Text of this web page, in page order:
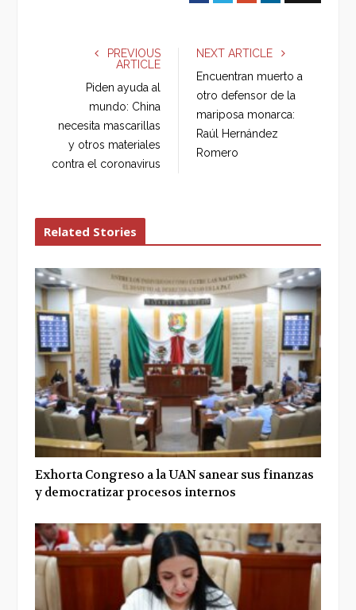
e
o
k
r
g
+
I
n
PREVIOUS
ARTICLE
Piden ayuda al
mundo: China
necesita mascarillas
y otros materiales
contra el coronavirus
NEXT ARTICLE
Encuentran muerto a
otro defensor de la
mariposa monarca:
Raúl Hernández
Romero
Related Stories
Exhorta Congreso a la UAN sanear sus finanzas
y democratizar procesos internos